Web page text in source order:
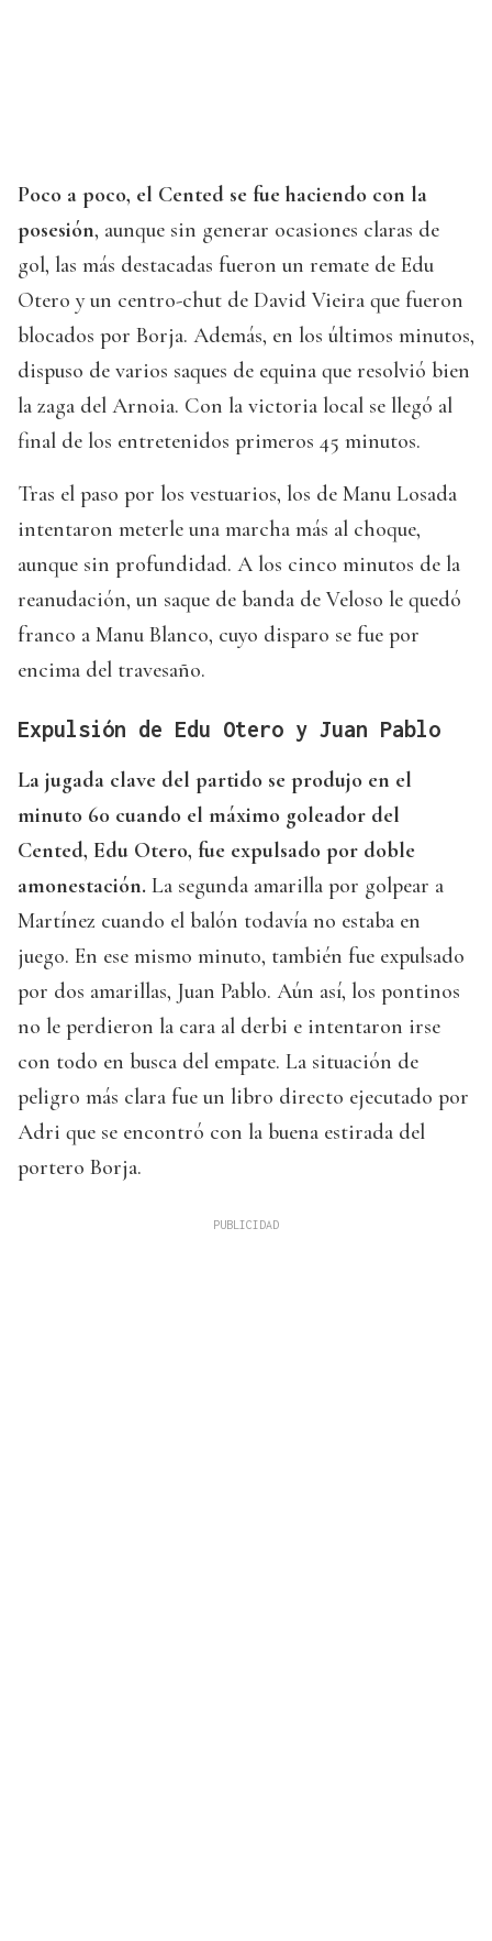
Poco a poco, el Cented se fue haciendo con la
posesión, aunque sin generar ocasiones claras de
gol, las más destacadas fueron un remate de Edu
Otero y un centro-chut de David Vieira que fueron
blocados por Borja. Además, en los últimos minutos,
dispuso de varios saques de equina que resolvió bien
la zaga del Arnoia. Con la victoria local se llegó al
final de los entretenidos primeros 45 minutos.
Tras el paso por los vestuarios, los de Manu Losada
intentaron meterle una marcha más al choque,
aunque sin profundidad. A los cinco minutos de la
reanudación, un saque de banda de Veloso le quedó
franco a Manu Blanco, cuyo disparo se fue por
encima del travesaño.
Expulsión de Edu Otero y Juan Pablo
La jugada clave del partido se produjo en el
minuto 60 cuando el máximo goleador del
Cented, Edu Otero, fue expulsado por doble
amonestación. La segunda amarilla por golpear a
Martínez cuando el balón todavía no estaba en
juego. En ese mismo minuto, también fue expulsado
por dos amarillas, Juan Pablo. Aún así, los pontinos
no le perdieron la cara al derbi e intentaron irse
con todo en busca del empate. La situación de
peligro más clara fue un libro directo ejecutado por
Adri que se encontró con la buena estirada del
portero Borja.